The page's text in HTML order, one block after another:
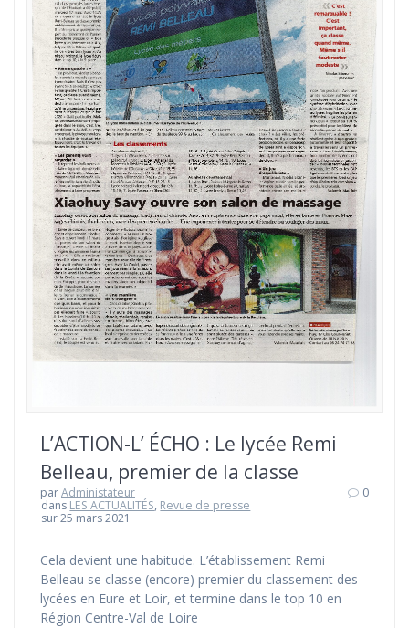
L’ACTION-L’ ÉCHO : Le lycée Remi
Belleau, premier de la classe
parAdministateur
dans LES ACTUALITÉS, Revue de presse
sur 25 mars 2021
0
Cela devient une habitude. L’établissement Remi
Belleau se classe (encore) premier du classement des
lycées en Eure et Loir, et termine dans le top 10 en
Région Centre-Val de Loire